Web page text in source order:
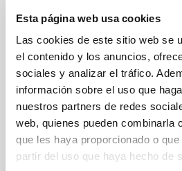
Esta página web usa cookies
Las cookies de este sitio web se
el contenido y los anuncios,
sociales y analizar el tráfico.
información sobre el uso que
nuestros partners de redes
web, quienes pueden combinarla
que les haya proporcionado o
partir del uso que haya hecho de